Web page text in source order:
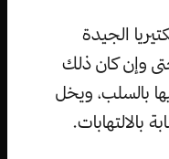
الجيدة
وإن كان ذلك
بالسلب، ويخل
بالالتهابات.